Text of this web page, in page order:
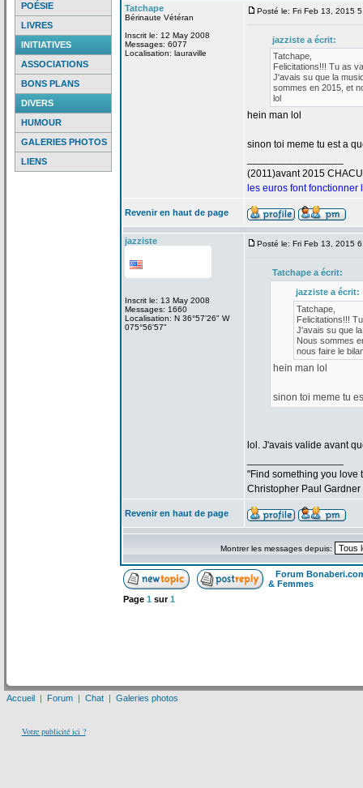
POÉSIE
LIVRES
INITIATIVES
ASSOCIATIONS
BONS PLANS
DIVERS
HUMOUR
GALERIES PHOTOS
LIENS
Tatchape
Bérinaute Vétéran
Inscrit le: 12 May 2008
Messages: 6077
Localisation: lauraville
Posté le: Fri Feb 13, 2015
jazziste a écrit:
Tatchape,
Felicitations!!! Tu as
J'avais su que la
sommes en 2015, et
lol
hein man lol
sinon toi meme tu est a
(2011)avant 2015
les euros font fonctionner
Revenir en haut de page
jazziste
Inscrit le: 13 May 2008
Messages: 1660
Localisation: N 36°57'26" W
075°56'57"
Posté le: Fri Feb 13, 2015
Tatchape a écrit:
jazziste aécrit:
Tatchape,
Felicitations!!!
J'avais su que la
Nous sommes
nous faire le
hein man lol
sinon toi meme tu
lol. J'avais valide avant
"Find something you love
Christopher Paul Gardner
Revenir en haut de page
Montrer les messages depuis:
Forum
& Femmes
Page 1 sur1
Accueil | Forum | Chat | Galeries photos
Votre publicité ici ?